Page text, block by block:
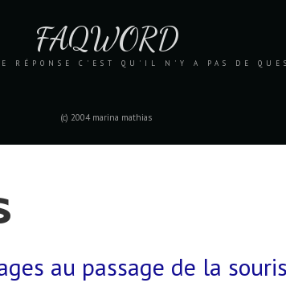
FAQWORD
RÉPONSE C'EST QU'IL N'Y A PAS DE
(c) 2004 marina mathias
au passage de la